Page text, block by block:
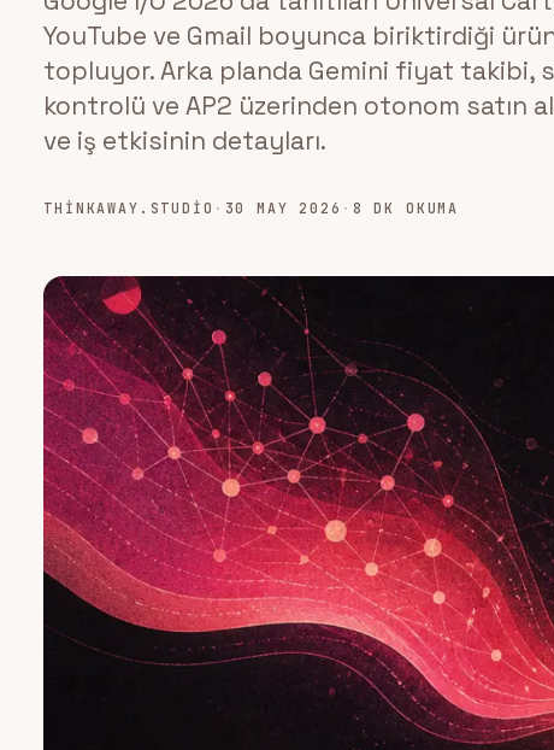
YouTube ve Gmail boyunca biriktirdiği
topluyor. Arka planda Gemini fiyat takibi,
kontrolü ve AP2 üzerinden otonom satın
ve iş etkisinin detayları.
THINKAWAY.STUDIO · 30 MAY 2026 · 8 DK OKUMA